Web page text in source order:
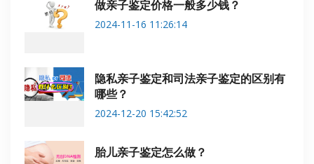
做亲子鉴定价格一般多少钱？
2024-11-16 11:26:14
隐私亲子鉴定和司法亲子鉴定的区别有
哪些？
2024-12-20 15:42:52
胎儿亲子鉴定怎么做？